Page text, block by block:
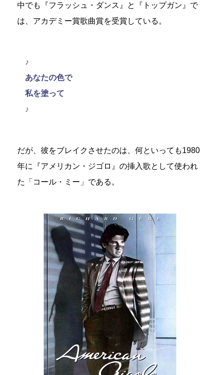
中でも『フラッシュ・ダンス』と『トップガン』で
は、アカデミー賞歌曲賞を受賞している。
♪
あなたの色で
私を塗って
♪
だが、彼をブレイクさせたのは、何といっても1980
年に『アメリカン・ジゴロ』の挿入歌として使われ
た「コール・ミー」である。